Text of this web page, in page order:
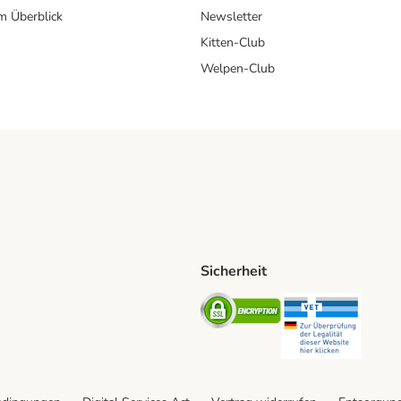
Überblick
Newsletter
Kitten-Club
Welpen-Club
Post Shipping Method
Sicherheit
Security